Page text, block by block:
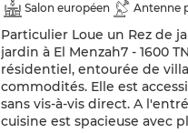
Salon européen
Antenne
Particulier Loue un Rez de
jardin à El Menzah7 - 1600
résidentiel, entourée de
commodités. Elle est
sans vis-à-vis direct. A
cuisine est spacieuse avec